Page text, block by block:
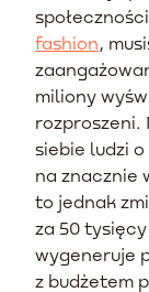
fashion,
miliony
rozproszeni.
siebie ludzi
na znacznie
to jednak
za 50
wygeneruje
z budżetem